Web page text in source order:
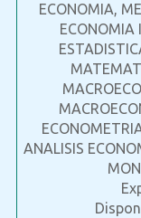
ECONOMIA,
ECONOMIA
ANALISIS